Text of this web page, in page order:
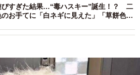
びすぎた結果…“毒ハスキー”誕生！？ 二
お手てに「白ネギに見えた」「草餅色」